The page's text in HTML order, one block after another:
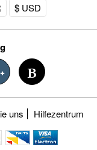
$ USD
uns Hilfezentrum